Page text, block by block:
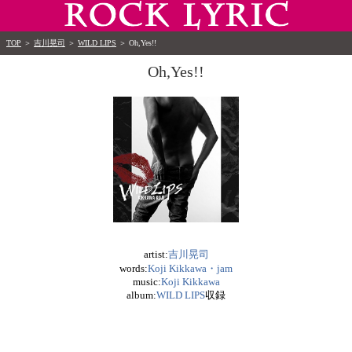
TOP ＞ 吉川晃司 ＞ WILD LIPS ＞ Oh,Yes!!
Oh,Yes!!
artist:吉川晃司
words:Koji Kikkawa・jam
music:Koji Kikkawa
album:WILD LIPS収録